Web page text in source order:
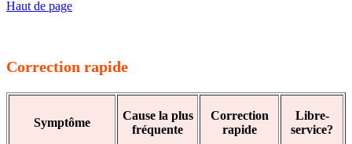
Haut de page
Correction rapide
Symptôme
Cause la plus
fréquente
Correction
rapide
Libre-
service?